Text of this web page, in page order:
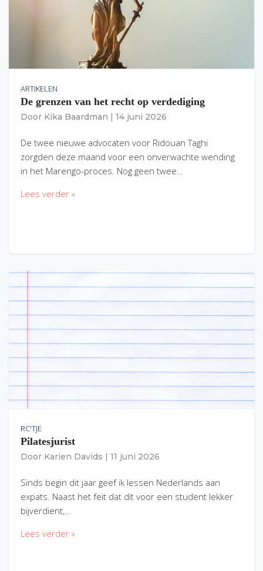
ARTIKELEN
De grenzen van het recht op verdediging
Door Kika Baardman 14 juni 2026
De twee nieuwe advocaten voor Ridouan Taghi
zorgden deze maand voor een onverwachte wending
in het Marengo-proces. Nog geen twee…
Lees verder »
RC'TJE
Pilatesjurist
Door Karien Davids 11 juni 2026
Sinds begin dit jaar geef ik lessen Nederlands aan
expats. Naast het feit dat dit voor een student lekker
bijverdient,…
Lees verder »